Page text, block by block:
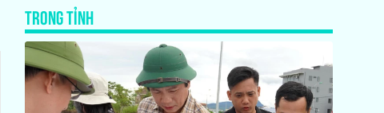
TRONG TỈNH